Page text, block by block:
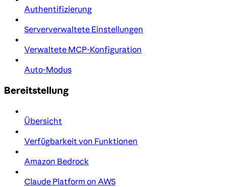
Authentifizierung
Serververwaltete Einstellungen
Verwaltete MCP-Konfiguration
Auto-Modus
Bereitstellung
Übersicht
Verfügbarkeit von Funktionen
Amazon Bedrock
Claude Platform on AWS